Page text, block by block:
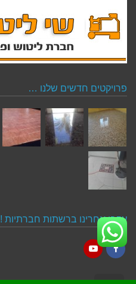
פרויקטים חדשים שלנו …
עקבו אחרינו ברשתות חברתיות !